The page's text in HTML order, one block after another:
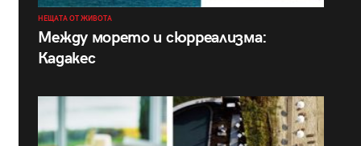
НЕЩАТА ОТ ЖИВОТА
Между морето и сюрреализма:
Кадакес